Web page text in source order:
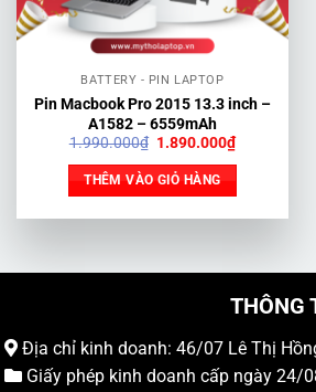
BATTERY - PIN LAPTOP
Pin Macbook Pro 2015 13.3 inch –
A1582 – 6559mAh
1.990.000₫ Giá
là:
1.990.000₫.
1.890.000₫Giá
hiện
THÊM VÀO GIỎ HÀNG
THÔNG
Địa chỉ kinh doanh: 46/07 Lê Thị
Giấy phép kinh doanh cấp ngày 24/